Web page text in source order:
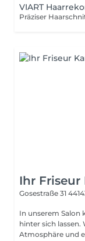
VIART
Ihr Friseur
Gosestraße 31
In unserem Salon
hinter sich lassen. Wir bieten Ihnen eine angenehme
Atmosphäre und